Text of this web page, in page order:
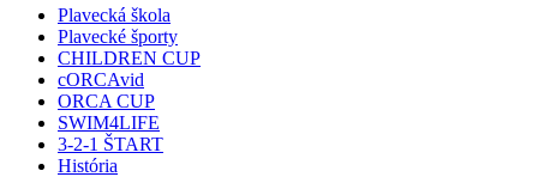
Plavecká škola
Plavecké športy
CHILDREN CUP
cORCAvid
ORCA CUP
SWIM4LIFE
3-2-1 ŠTART
História